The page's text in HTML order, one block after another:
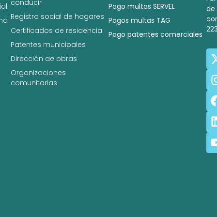
Pago multas SERVEL
Pagos multas TAG
Pago patentes comerciales
conducir
Registro social de hogares
Certificados de residencia
Patentes municipales
Dirección de obras
Organizaciones
comunitarias
de